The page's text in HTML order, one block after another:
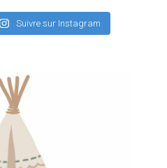
Suivre sur Instagram